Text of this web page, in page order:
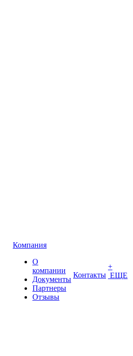
Компания
О
компании
Документы
Партнеры
Отзывы
Контакты
+
ЕЩЕ